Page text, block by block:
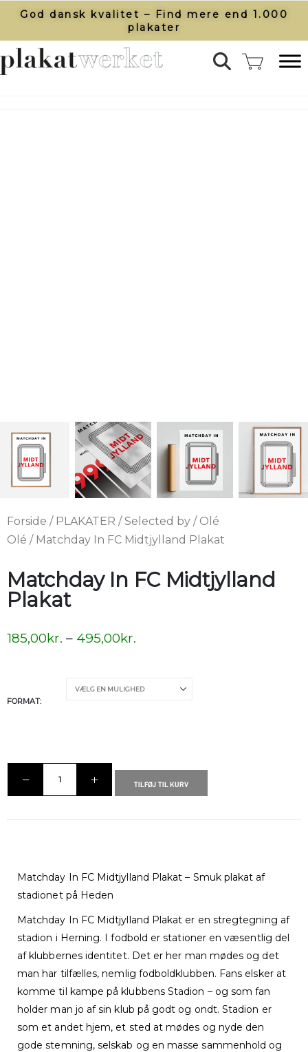
God dansk kvalitet – Find mere end 1.000
plakater​
Forside / PLAKATER /Selected by / Olé
Olé / Matchday In FC Midtjylland Plakat
Matchday In FC Midtjylland
Plakat
185,00kr. – 495,00kr.
FORMAT
TILFØJ TIL KURV
Matchday In FC Midtjylland Plakat – Smuk plakat af
stadionet på Heden
Matchday In FC Midtjylland Plakat er en stregtegning af
stadion i Herning. I fodbold er stationer en væsentlig del
af klubbernes identitet. Det er her man mødes og det
man har tilfælles, nemlig fodboldklubben. Fans elsker at
komme til kampe på klubbens Stadion – og som fan
holder man jo af sin klub på godt og ondt. Stadion er
som et andet hjem, et sted at mødes og nyde den
gode stemning, selskab og en masse sammenhold og